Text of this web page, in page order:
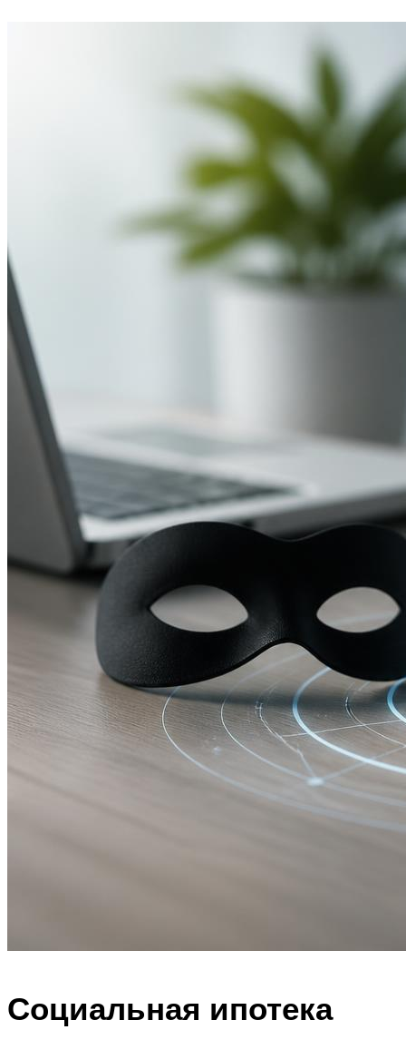
Социальная ипотека